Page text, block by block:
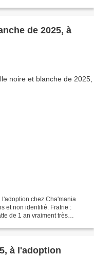
de 2025, à
chez Cha'mania
et non identifié. Fratrie :
de 1 an vraiment très
Baloo, chat mâle roux de 2025, à l'adoption